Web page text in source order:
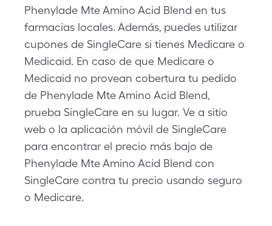
Phenylade Mte Amino Acid Blend en tus
farmacias locales. Además, puedes utilizar
cupones de SingleCare si tienes Medicare o
Medicaid. En caso de que Medicare o
Medicaid no provean cobertura tu pedido
de Phenylade Mte Amino Acid Blend,
prueba SingleCare en su lugar. Ve a sitio
web o la aplicación móvil de SingleCare
para encontrar el precio más bajo de
Phenylade Mte Amino Acid Blend con
SingleCare contra tu precio usando seguro
o Medicare.